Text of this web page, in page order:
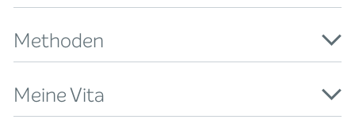
Methoden
Meine Vita